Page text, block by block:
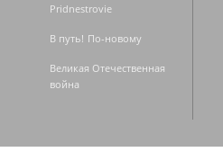
Pridnestrovie
В путь! По-новому
Великая Отечественная
война